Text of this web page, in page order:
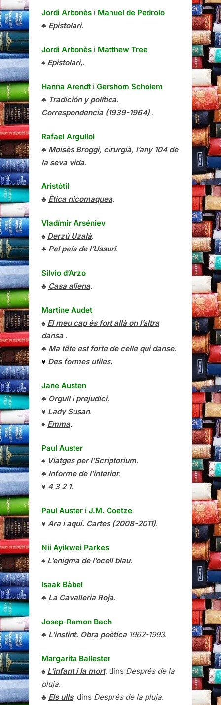
Jordi Arbonès i Manuel de Pedrolo
♣ Epistolari.
Jordi Arbonès i Matthew Tree
♠ Epistolari,.
Hanna Arendt i Gershom Scholem
♣ Tradición y política.
Correspondencia (1939-1964) .
Rafael Argullol
♣ Moisès Broggi, cirurgià, l’any 104 de
la seva vida.
Aristòtil
♣ Ètica nicomaquea.
Vladímir Arséniev
♠ Derzú Uzalà.
♣ Pel país de l’Ussuri.
Silvio d’Arzo
♣ Casa aliena.
Martine Audet
♠ El meu cap és fort allà on l’altra
dansa.
♣ Ma tête est forte de celle qui danse.
♥ Des formes utiles.
Jane Austen
♣ Orgull i prejudici.
♥ Lady Susan.
♦ Emma.
Paul Auster
♠ Viatges per l’Scriptorium.
♣ Informe de l’interior.
♥ 4 3 2 1.
Paul Auster i J.M. Coetze
♥ Ara i aquí. Cartes (2008-2011).
Nii Ayikwei Parkes
♠ L’enigma de l’ocell blau.
Isaak Bàbel
♣ La Cavalleria Roja.
Josep-Ramon Bach
♣ L’instint. Obra poètica1962-1993.
Margarita Ballester
♠ L’infant i la mort, dins Després de la
pluja.
♣ Els ulls, dins Després de la pluja.